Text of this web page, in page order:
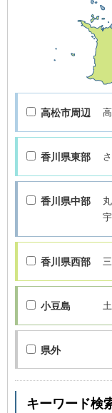
高松市周辺
香川県東部
香川県中部
香川県西部
小豆島
県外
キーワード検